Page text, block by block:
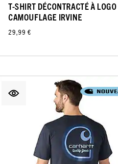
T-SHIRT DÉCONTRACTÉ À LOGO
CAMOUFLAGE IRVINE
29,99 €